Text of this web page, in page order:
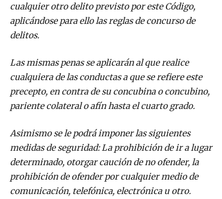
cualquier otro delito previsto por este Código,
aplicándose para ello las reglas de concurso de
delitos.
Las mismas penas se aplicarán al que realice
cualquiera de las conductas a que se refiere este
precepto, en contra de su concubina o concubino,
pariente colateral o afín hasta el cuarto grado.
Asimismo se le podrá imponer las siguientes
medidas de seguridad: La prohibición de ir a lugar
determinado, otorgar caución de no ofender, la
prohibición de ofender por cualquier medio de
comunicación, telefónica, electrónica u otro.